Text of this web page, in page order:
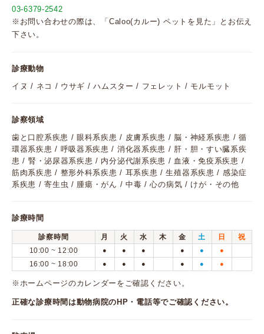
03-6379-2542
※お問い合わせの際は、「Caloo(カルー) ペットを見た」とお伝え
下さい。
診療動物
イヌ / ネコ / ウサギ / ハムスター / フェレット / モルモット
診察領域
歯と口腔系疾患 / 眼科系疾患 / 皮膚系疾患 / 脳・神経系疾患 / 循
環器系疾患 / 呼吸器系疾患 / 消化器系疾患 / 肝・胆・すい臓系疾
患 / 腎・泌尿器系疾患 / 内分泌代謝系疾患 / 血液・免疫系疾患 /
筋肉系疾患 / 整形外科系疾患 / 耳系疾患 / 生殖器系疾患 / 感染症
系疾患 / 寄生虫 / 腫瘍・がん / 中毒 / 心の病気 / けが・その他
診療時間
診察時間 月 火 水 木 金 土 日
祝
10:00 ~ 12:00
● ● ● ● ● ●
16:00 ~ 18:00 ● ● ● ● ● ●
※ホームページのカレンダーをご確認ください。
正確な診療時間は動物病院のHP・電話等でご確認ください。